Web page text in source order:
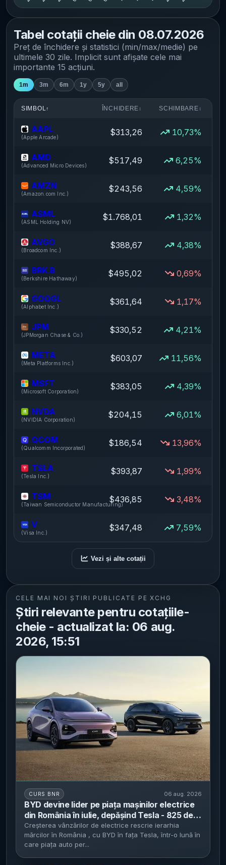
Tabel cotații cheie din 08.07.2026
Preț de închidere și statistici (min/max/medie) pe
ultimele 30 zile. Implicit sunt afișate cele mai
importante 15 acțiuni.
1m 3m 6m 1y 5y all
SIMBOL↑ ÎNCHIDERE↕ SCHIMBARE↕
AAPL
(Apple Arcade) $313,26 10,73%
AMD
(Advanced Micro Devices) $517,49 6,25%
AMZN
(Amazon.com Inc. ) $243,56 4,59%
ASML
(ASML Holding NV) $1.768,01 1,32%
AVGO
(Broadcom Inc. ) $388,67 4,38%
BRK.B
(Berkshire Hathaway) $495,02 0,69%
GOOGL
(Alphabet Inc. ) $361,64 1,17%
JPM
(JPMorgan Chase & Co. ) $330,52 4,21%
META
(Meta Platforms Inc. ) $603,07 11,56%
MSFT
(Microsoft Corporation) $383,05 4,39%
NVDA
(NVIDIA Corporation) $204,15 6,01%
QCOM
(Qualcomm Incorporated) $186,54 13,96%
TSLA
(Tesla Inc. ) $393,87 1,99%
TSM
(Taiwan Semiconductor Manufacturing)
$436,85 3,48%
V
(Visa Inc. ) $347,48 7,59%
Vezi și alte cotații
CELE MAI NOI ȘTIRI PUBLICATE PE XCHG
Știri relevante pentru cotațiile-
cheie - actualizat la: 06 aug.
2026, 15:51
CURS BNR 06 aug. 2026
BYD devine lider pe piața mașinilor electrice
din România în iulie, depășind Tesla - 825 de
înmatriculări BEV (+58%) pe fondul
întârzierilor Programului Rabla
Creșterea vânzărilor de electrice rescrie ierarhia
mărcilor în România , cu BYD în fața Tesla, într-o lună în
care piața auto per...